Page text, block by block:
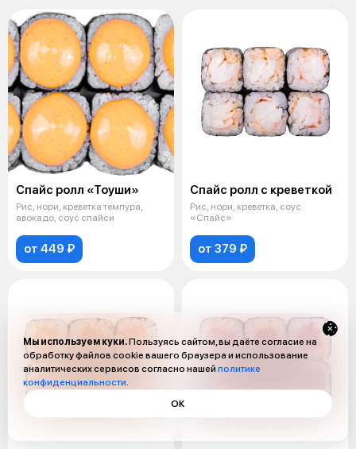
Спайс ролл «Тоуши»
Рис, нори, креветка темпура,
авокадо, соус спайси
от 449 ₽
Спайс ролл с креветкой
Рис, нори, креветка, соус
«Спайс»
от 379 ₽
Мы используем куки.Пользуясь сайтом, вы даёте согласие на
обработку файлов cookie вашего браузера и использование
аналитических сервисов согласно нашей политике
конфиденциальности.
ОК